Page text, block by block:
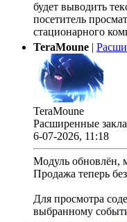
будет выводить
посетитель
стационарного
TeraMoune |
TeraMoune
Расширенные
6-07-2026, 11:18
Модуль обновлён,
Продажа теперь
Для просмотра
выбранному